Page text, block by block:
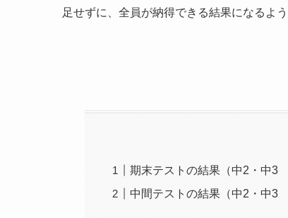
足せずに、全員が納得できる結果になるよ
期末テストの結果（中2・中3
中間テストの結果（中2・中3